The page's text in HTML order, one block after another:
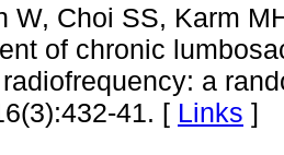
W, Choi SS, Karm
of chronic
a
41. [ Links ]